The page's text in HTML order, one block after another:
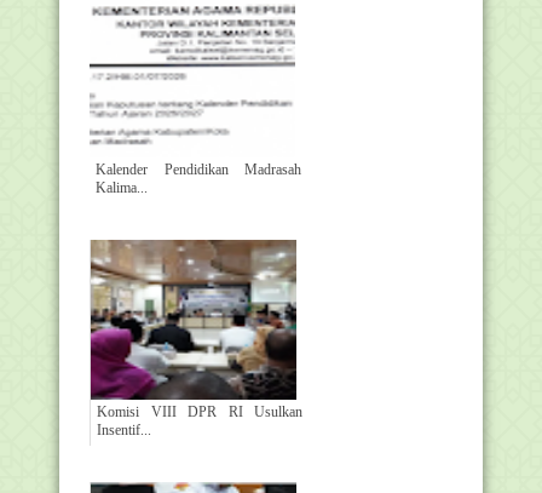
Kalender Pendidikan Madrasah
Kalima...
Komisi VIII DPR RI Usulkan
Insentif...